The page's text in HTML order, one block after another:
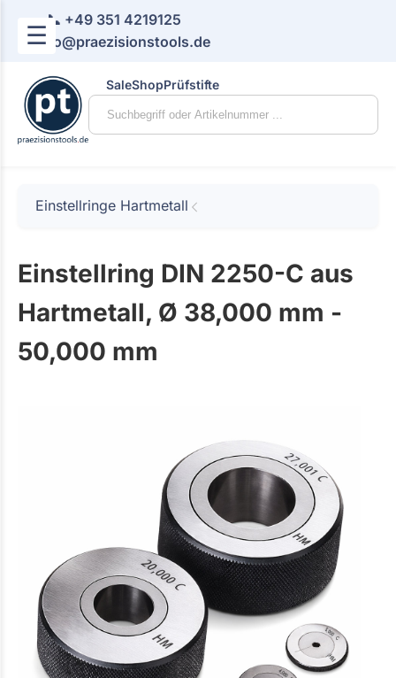
☰
📞 +49 351 4219125
📧 info@praezisionstools.de
SaleShopPrüfstifte
Einstellringe Hartmetall
Einstellring DIN 2250-C aus
Hartmetall, Ø 38,000 mm -
50,000 mm